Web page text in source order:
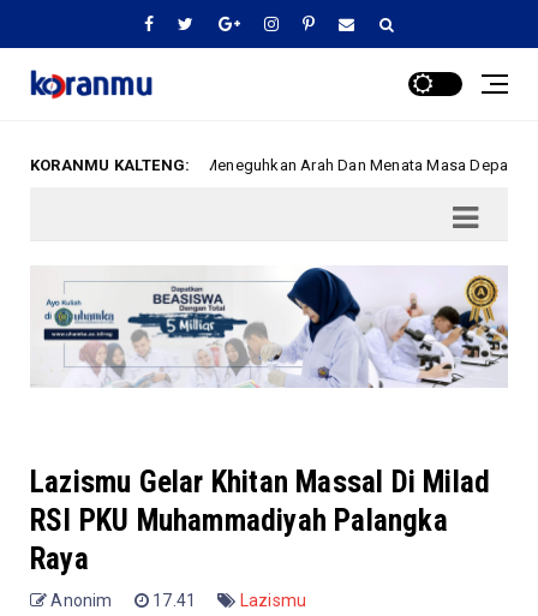
KORANMU KALTENG:
Raya, Meneguhkan Arah Dan Menata Masa Depan AMM
Lazismu Gelar Khitan Massal Di Milad
RSI PKU Muhammadiyah Palangka
Raya
Anonim 17.41 Lazismu